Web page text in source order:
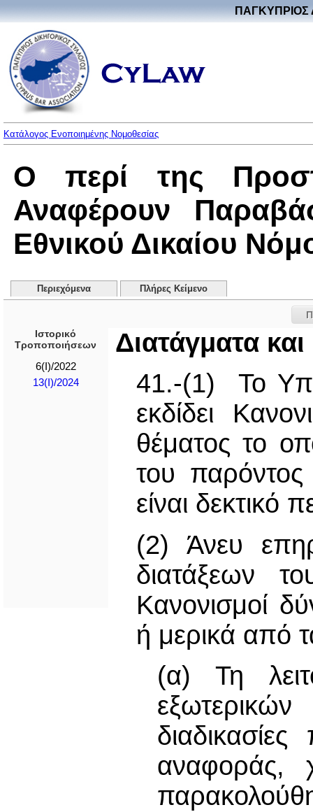
ΠΑΓΚΥΠΡΙΟΣ
Κατάλογος Ενοποιημένης Νομοθεσίας
Ο περί της
Αναφέρουν
Εθνικού Δικαίου
Περιεχόμενα Πλήρες Κείμενο
Ιστορικό
Τροποποιήσεων
6(I)/2022
13(I)/2024
Διατάγματα
41.-(1) Το
εκδίδει
θέματος το
του
είναι δεκτικό
(2) Άνευ
διατάξεων
Κανονισμοί
ή μερικά από
(α) Τη
αναφοράς,